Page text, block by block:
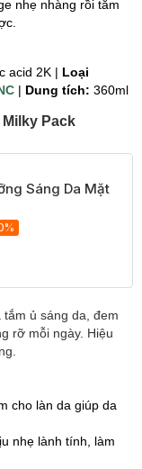
nhẹ nhàng rồi tắm
acid 2K | Loại
| Dung tích: 360ml
Milky Pack
Sáng Da Mặt
ủ sáng da, đem
rỡ mỗi ngày. Hiệu
cho làn da giúp da
nhẹ lành tính, làm